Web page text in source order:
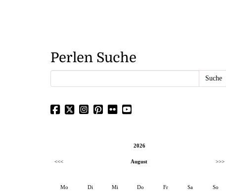
Perlen Suche
2026
<<< August >>>
Mo Di Mi Do Fr Sa So